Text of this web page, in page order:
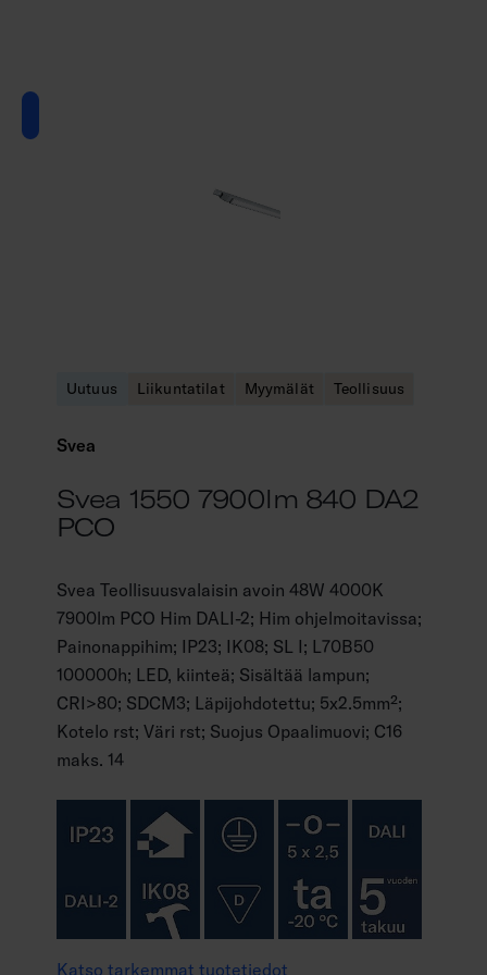
Uutuus Liikuntatilat Myymälät Teollisuus
Svea
Svea 1550 7900lm 840 DA2
PCO
Svea Teollisuusvalaisin avoin 48W 4000K
7900lm PCO Him DALI-2; Him ohjelmoitavissa;
Painonappihim; IP23; IK08; SL I; L70B50
100000h; LED, kiinteä; Sisältää lampun;
CRI>80; SDCM3; Läpijohdotettu; 5x2.5mm²;
Kotelo rst; Väri rst; Suojus Opaalimuovi; C16
maks. 14
Katso tarkemmat tuotetiedot